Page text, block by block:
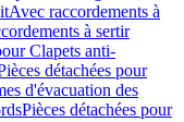
Avec raccordements à
à sertir
Clapets anti-
détachées pour
d'évacuation des
Pièces détachées pour